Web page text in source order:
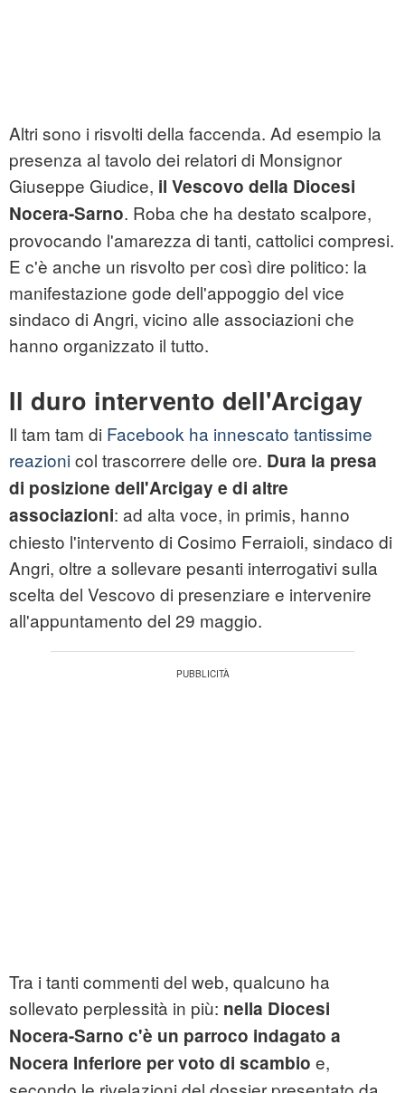
Altri sono i risvolti della faccenda. Ad esempio la
presenza al tavolo dei relatori di Monsignor
Giuseppe Giudice, il Vescovo della Diocesi
Nocera-Sarno. Roba che ha destato scalpore,
provocando l'amarezza di tanti, cattolici compresi.
E c'è anche un risvolto per così dire politico: la
manifestazione gode dell'appoggio del vice
sindaco di Angri, vicino alle associazioni che
hanno organizzato il tutto.
Il duro intervento dell'Arcigay
Il tam tam di Facebook ha innescato tantissime
reazionicol trascorrere delle ore. Dura la presa
di posizione dell'Arcigay e di altre
associazioni: ad alta voce, in primis, hanno
chiesto l'intervento di Cosimo Ferraioli, sindaco di
Angri, oltre a sollevare pesanti interrogativi sulla
scelta del Vescovo di presenziare e intervenire
all'appuntamento del 29 maggio.
Tra i tanti commenti del web, qualcuno ha
sollevato perplessità in più: nella Diocesi
Nocera-Sarno c'è un parroco indagato a
Nocera Inferiore per voto di scambio e,